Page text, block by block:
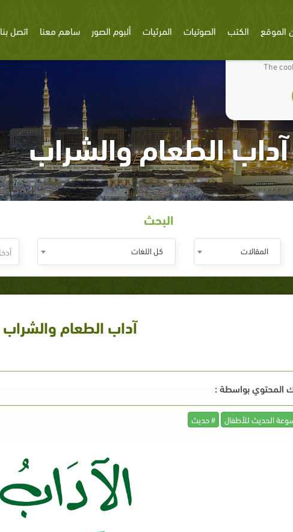
The
الموقع الكتب الصوتيات المرئيات ألبوم الصور ساهم معنا اتصل بنا
آداب الطعام والشراب
البحث
المقالات كل اللغات
آداب الطعام والشراب
المحتوي بواسطة :
الحديث للأطفال # حديث